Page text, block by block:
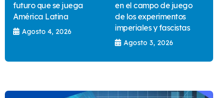
futuro que se juega
América Latina
Agosto 4, 2026
en el campo de juego
de los experimentos
imperiales y fascistas
Agosto 3, 2026